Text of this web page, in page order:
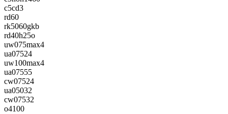
c5cd3
rd60
rk5060gkb
rd40h25o
uw075max4
ua07524
uw100max4
ua07555
cw07524
ua05032
cw07532
o4100